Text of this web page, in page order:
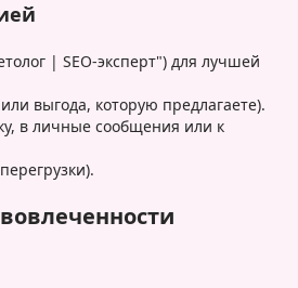
| SEO-эксперт") для лучшей
выгода, которую предлагаете).
в личные сообщения или к